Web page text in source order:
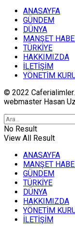
ANASAYFA
GÜNDEM
DÜNYA
MANŞET
TÜRKİYE
HAKKIMIZDA
İLETİŞİM
YÖNETİM
© 2022
webmaster Hasan
No Result
View All Result
ANASAYFA
MANŞET
GÜNDEM
TÜRKİYE
DÜNYA
HAKKIMIZDA
YÖNETİM
İLETİŞİM